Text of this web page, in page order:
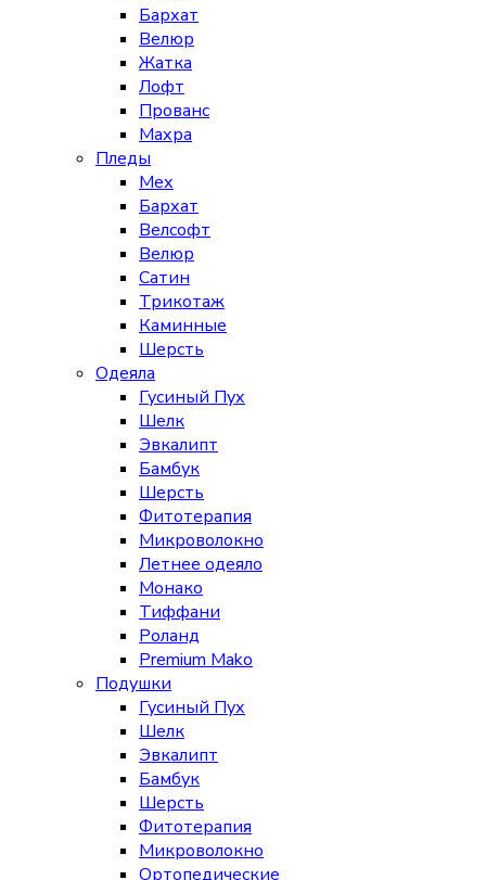
Бархат
Велюр
Жатка
Лофт
Прованс
Махра
Пледы
Мех
Бархат
Велсофт
Велюр
Сатин
Трикотаж
Каминные
Шерсть
Одеяла
Гусиный Пух
Шелк
Эвкалипт
Бамбук
Шерсть
Фитотерапия
Микроволокно
Летнее одеяло
Монако
Тиффани
Роланд
Premium Mako
Подушки
Гусиный Пух
Шелк
Эвкалипт
Бамбук
Шерсть
Фитотерапия
Микроволокно
Ортопедические